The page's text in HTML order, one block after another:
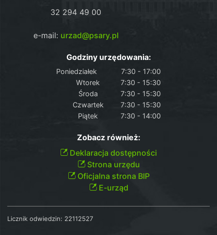
32 294 49 00
e-mail: urzad@psary.pl
Godziny urzędowania:
Poniedziałek
7:30 - 17:00
Wtorek
7:30 - 15:30
Środa
7:30 - 15:30
Czwartek
7:30 - 15:30
Piątek
7:30 - 14:00
Zobacz również:
Deklaracja dostępności
Strona urzędu
Oficjalna strona BIP
E-urząd
Licznik odwiedzin: 22112527